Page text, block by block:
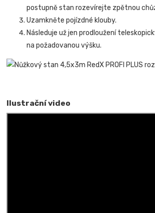
postupně stan rozevírejte zpětnou
Uzamkněte pojízdné klouby.
Následuje už jen prodloužení
na požadovanou výšku.
Ilustrační video